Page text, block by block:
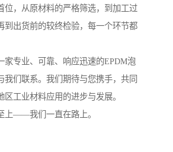
位，从原材料的严格筛选，到加工过
到出货前的较终检验，每一个环节都
家专业、可靠、响应迅速的EPDM泡
我们联系。我们期待与您携手，共同
区工业材料应用的进步与发展。
上——我们一直在路上。